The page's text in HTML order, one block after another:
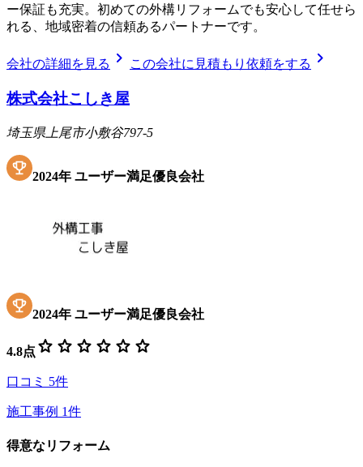
ー保証も充実。初めての外構リフォームでも安心して任せら
れる、地域密着の信頼あるパートナーです。
会社の詳細を見る chevron_right この会社に見積もり依頼をする chevron_right
株式会社こしき屋
埼玉県上尾市小敷谷797-5
2024年 ユーザー満足優良会社
2024年 ユーザー満足優良会社
4.8点 star star star star star star
口コミ 5件
施工事例 1件
得意なリフォーム